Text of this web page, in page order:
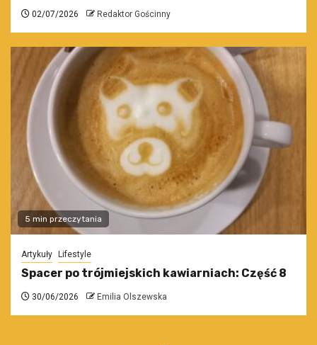
02/07/2026 Redaktor Gościnny
5 min przeczytania
Artykuły Lifestyle
Spacer po trójmiejskich kawiarniach: Część 8
30/06/2026 Emilia Olszewska